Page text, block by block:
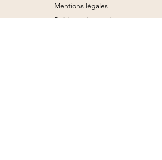
Mentions légales
Politique de cookies